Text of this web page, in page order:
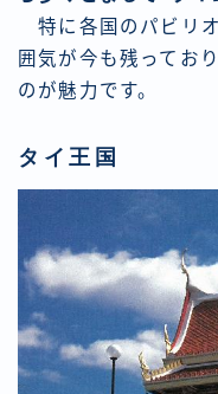
特に各国のパビリ
囲気が今も残ってお
のが魅力です。
タイ王国